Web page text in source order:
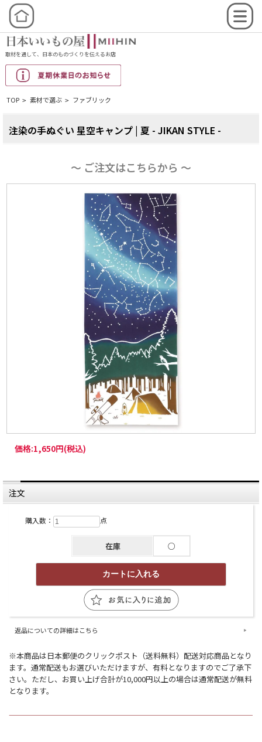
取材を通して、日本のものづくりを伝えるお店
TOP > 素材で選ぶ > ファブリック
注染の手ぬぐい 星空キャンプ | 夏 - JIKAN STYLE -
〜 ご注文はこちらから 〜
価格:1,650円(税込)
注文
購入数： 点
在庫 ○
返品についての詳細はこちら
※本商品は日本郵便のクリックポスト（送料無料）配送対応商品となり
ます。通常配送もお選びいただけますが、有料となりますのでご了承下
さい。ただし、お買い上げ合計が10,000円以上の場合は通常配送が無料
となります。